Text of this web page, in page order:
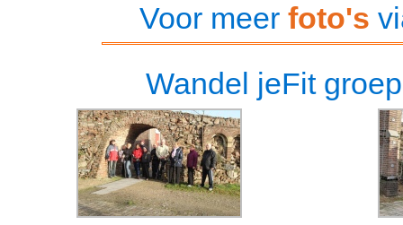
Voor meer foto's
Wandel jeFit